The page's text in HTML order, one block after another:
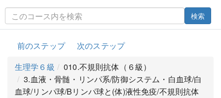
検索
前のステップ
次のステップ
生理学６級
010.不規則抗体（６級）
3.血液・骨髄・リンパ系/防御システム・白血球/白
血球/リンパ球/Bリンパ球と(体)液性免疫/不規則抗体